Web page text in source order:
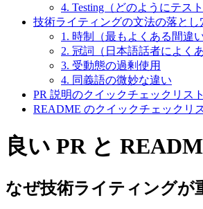
4. Testing（どのようにテス
技術ライティングの文法の落とし
1. 時制（最もよくある間違い
2. 冠詞（日本語話者によく
3. 受動態の過剰使用
4. 同義語の微妙な違い
PR 説明のクイックチェックリスト
README のクイックチェックリ
良い PR と
なぜ技術ライティングが